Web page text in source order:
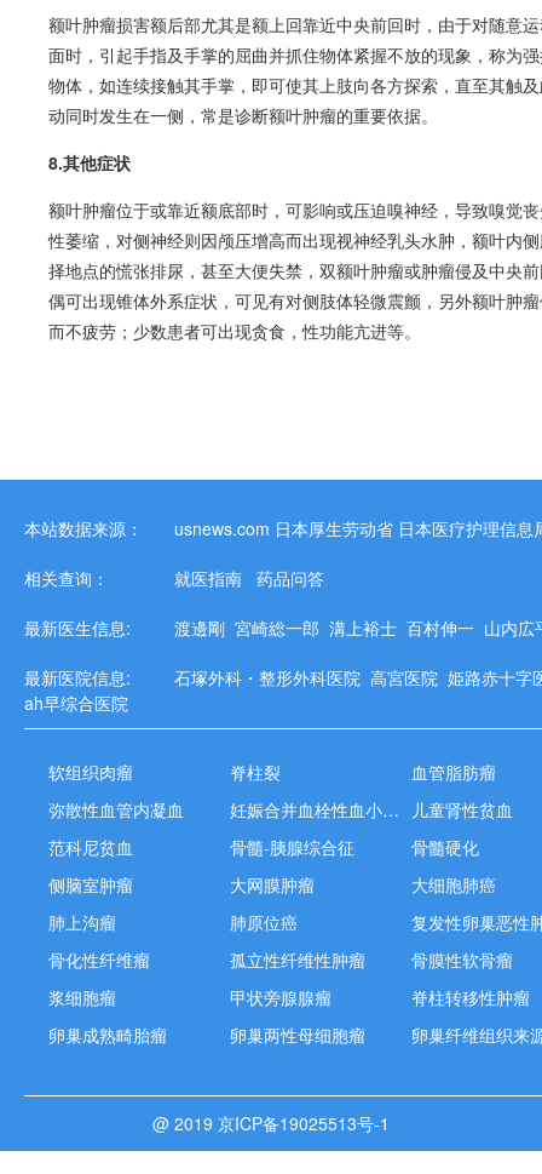
额叶肿瘤损害额后部尤其是额上回靠近中央前回时，由于对随意
面时，引起手指及手掌的屈曲并抓住物体紧握不放的现象，称为
物体，如连续接触其手掌，即可使其上肢向各方探索，直至其触
动同时发生在一侧，常是诊断额叶肿瘤的重要依据。
8.其他症状
额叶肿瘤位于或靠近额底部时，可影响或压迫嗅神经，导致嗅觉
性萎缩，对侧神经则因颅压增高而出现视神经乳头水肿，额叶内
择地点的慌张排尿，甚至大便失禁，双额叶肿瘤或肿瘤侵及中央
偶可出现锥体外系症状，可见有对侧肢体轻微震颤，另外额叶肿
而不疲劳；少数患者可出现贪食，性功能亢进等。
本站数据来源： usnews.com 日本厚生劳动省 日本医疗护理信息
相关查询： 就医指南 药品问答
最新医生信息: 渡邊剛 宮崎総一郎 溝上裕士 百村伸一 山内
最新医院信息: 石塚外科・整形外科医院 高宮医院 姫路赤十
ah早综合医院
软组织肉瘤 脊柱裂
血管脂肪瘤
弥散性血管内凝血
妊娠合并血栓性血小板减少性紫癜
儿童肾性贫血
范科尼贫血
骨髓-胰腺综合征
骨髓硬化
侧脑室肿瘤
大网膜肿瘤
大细胞肺癌
肺上沟瘤
肺原位癌
复发性卵巢恶性
骨化性纤维瘤
孤立性纤维性肿瘤
骨膜性软骨瘤
浆细胞瘤
甲状旁腺腺瘤
脊柱转移性肿瘤
卵巢成熟畸胎瘤
卵巢两性母细胞瘤 卵巢纤维组织来
@ 2019 京ICP备19025513号-1